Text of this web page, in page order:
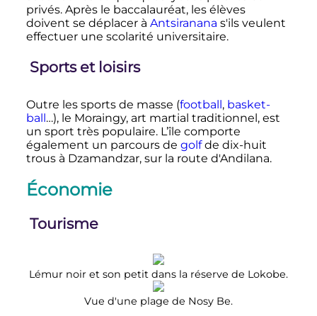
privés. Après le baccalauréat, les élèves
doivent se déplacer à Antsiranana s'ils veulent
effectuer une scolarité universitaire.
Sports et loisirs
Outre les sports de masse (football, basket-
ball…), le Moraingy, art martial traditionnel, est
un sport très populaire. L’île comporte
également un parcours de golfde dix-huit
trous à Dzamandzar, sur la route d'Andilana.
Économie
Tourisme
Lémur noir et son petit dans la réserve de Lokobe.
Vue d'une plage de Nosy Be.